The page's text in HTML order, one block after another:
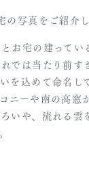
写真をご紹介し
お宅の建ってい
では当たり前す
を込めて命名し
ニーや南の高窓
いや、流れる雲